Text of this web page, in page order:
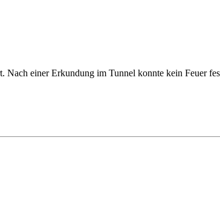
einer Erkundung im Tunnel konnte kein Feuer